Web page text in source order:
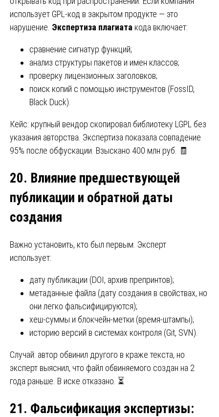
использует GPL-код в закрытом продукте — это
нарушение. Экспертиза плагиата кода включает:
сравнение сигнатур функций;
анализ структуры пакетов и имен классов;
проверку лицензионных заголовков;
поиск копий с помощью инструментов (FossID,
Black Duck).
Кейс: крупный вендор скопировал библиотеку LGPL без
указания авторства. Экспертиза показала совпадение
95% после обфускации. Взыскано 400 млн руб. 🧾
20. Влияние предшествующей
публикации и обратной даты
создания
Важно установить, кто был первым. Эксперт
использует:
дату публикации (DOI, архив препринтов);
метаданные файла (дату создания в свойствах, но
они легко фальсифицируются);
хеш-суммы и блокчейн-метки (время-штампы);
историю версий в системах контроля (Git, SVN).
Случай: автор обвинил другого в краже текста, но
эксперт выяснил, что файл обвиняемого создан на 2
года раньше. В иске отказано. ⏳
21. Фальсификация экспертизы: